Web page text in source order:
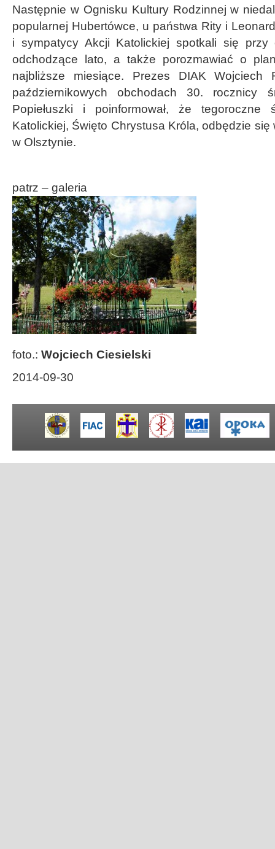
Następnie w Ognisku Kultury Rodzinnej w
popularnej Hubertówce, u państwa Rity i
i sympatycy Akcji Katolickiej spotkali się przy
odchodzące lato, a także porozmawiać o
najbliższe miesiące. Prezes DIAK Wojciech
październikowych obchodach 30. rocznicy
Popiełuszki i poinformował, że tegoroczne
Katolickiej, Święto Chrystusa Króla, odbędzie
w Olsztynie.
patrz – galeria
foto.: Wojciech Ciesielski
2014-09-30